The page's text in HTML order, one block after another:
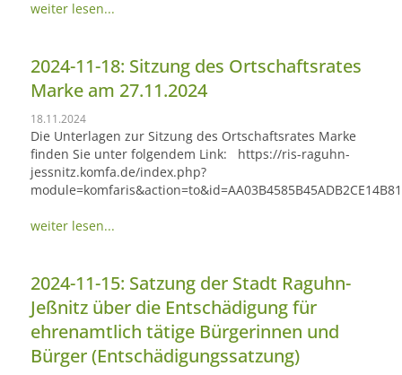
weiter lesen...
2024-11-18: Sitzung des Ortschaftsrates
Marke am 27.11.2024
18.11.2024
Die Unterlagen zur Sitzung des Ortschaftsrates Marke
finden Sie unter folgendem Link: https://ris-raguhn-
jessnitz.komfa.de/index.php?
weiter lesen...
2024-11-15: Satzung der Stadt Raguhn-
Jeßnitz über die Entschädigung für
ehrenamtlich tätige Bürgerinnen und
Bürger (Entschädigungssatzung)